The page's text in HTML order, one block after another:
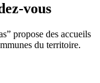
vous
propose des accueils
du territoire.